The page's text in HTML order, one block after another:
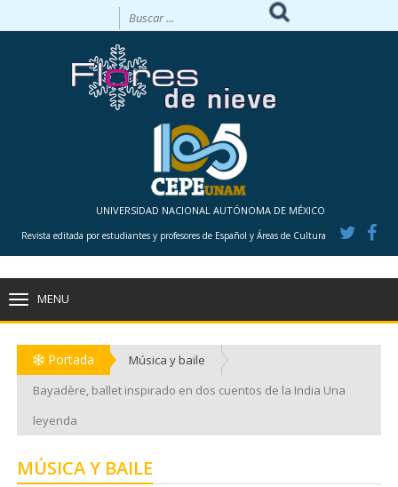
UNIVERSIDAD NACIONAL AUTÓNOMA DE MÉXICO
Revista editada por estudiantes y profesores de Español y Áreas de Cultura
MENU
Portada
Música y baile
Bayadère, ballet inspirado en dos cuentos de la India Una
leyenda
MÚSICA Y BAILE